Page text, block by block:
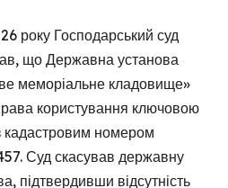
року Господарський суд
що Державна установа
меморіальне кладовище»
користування ключовою
кадастровим номером
Суд скасував державну
підтвердивши відсутність